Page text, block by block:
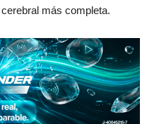
más completa.